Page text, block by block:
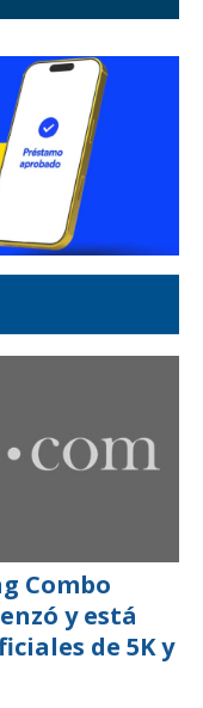
Combo
y está
de 5K y